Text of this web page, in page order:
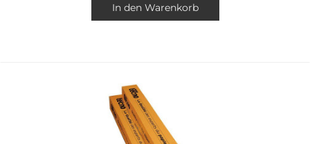
In den Warenkorb